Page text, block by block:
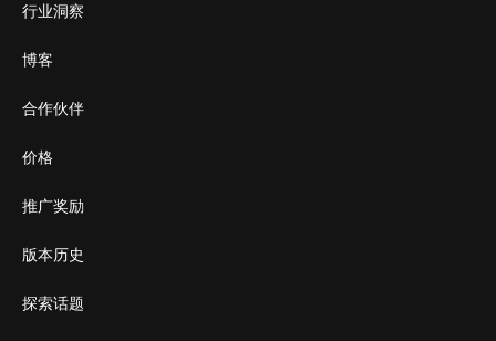
行业洞察
博客
合作伙伴
价格
推广奖励
版本历史
探索话题